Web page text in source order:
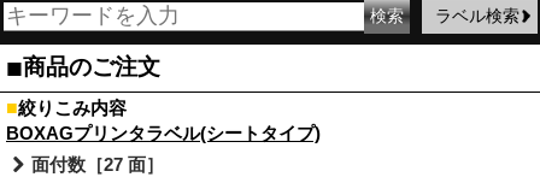
ラベル検索
■商品のご注文
■絞りこみ内容
BOXAGプリンタラベル(シートタイプ)
面付数［27 面］